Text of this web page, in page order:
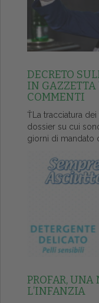
DECRETO
IN
COMMENTI
ŤLa tracciatura
dossier su cui
giorni di mandato
PROFAR,
L’INFANZIA